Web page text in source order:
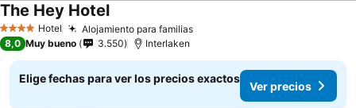
4 EstrellasHotel Alojamiento para familiasVer precios
The Hey HotelVer precios
8,0 Muy bueno 3.550 Interlaken
Elige fechas para ver los precios exactos
Ver precios